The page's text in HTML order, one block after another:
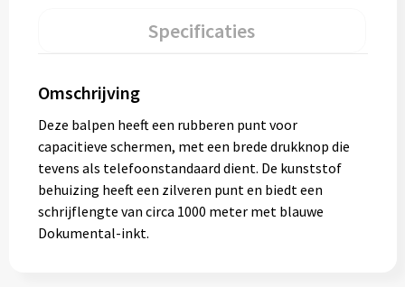
Specificaties
Omschrijving
Deze balpen heeft een rubberen punt voor
capacitieve schermen, met een brede drukknop die
tevens als telefoonstandaard dient. De kunststof
behuizing heeft een zilveren punt en biedt een
schrijflengte van circa 1000 meter met blauwe
Dokumental-inkt.